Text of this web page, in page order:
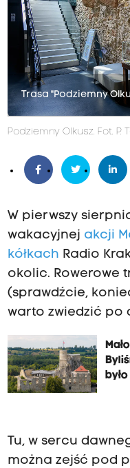
Trasa "Podziemny
Podziemny Olkusz. Fot. P.
W pierwszy
wakacyjnej akcji
kółkach Radio
okolic. Rowerowe
(sprawdźcie,
warto zwiedzić po
Tu, w sercu
można zejść pod